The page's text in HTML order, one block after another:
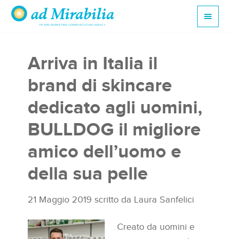
Arriva in Italia il
brand di skincare
dedicato agli uomini,
BULLDOG il migliore
amico dell’uomo e
della sua pelle
21 Maggio 2019 scritto da Laura Sanfelici
Creato da uomini e